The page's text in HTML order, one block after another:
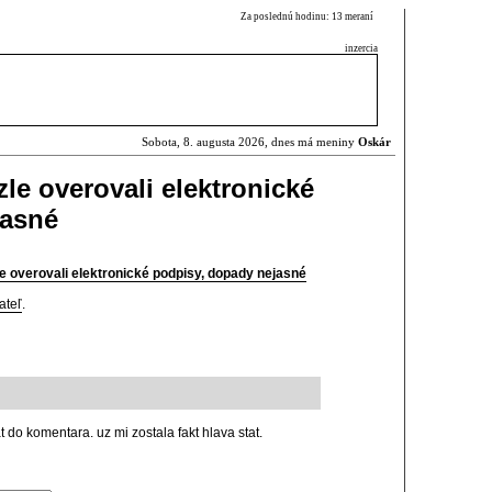
Za poslednú hodinu: 13 meraní
inzercia
Sobota, 8. augusta 2026, dnes má meniny Oskár
overovali elektronické
overovali elektronické podpisy, dopady nejasné
.
komentara. uz mi zostala fakt hlava stat.